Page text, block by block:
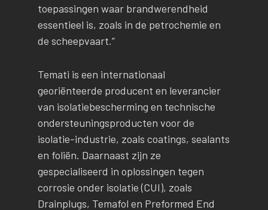
toepassingen waar brandwerendheid
essentieel is, zoals in de petrochemie en
de scheepvaart.”
Temati is een internationaal
georiënteerde producent en leverancier
van isolatiebescherming en technische
ondersteuningsproducten voor de
isolatie-industrie, zoals coatings, sealants
en foliën. Daarnaast zijn ze
gespecialiseerd in oplossingen tegen
corrosie onder isolatie (CUI), zoals
Drainplugs, Temafol en Preformed End